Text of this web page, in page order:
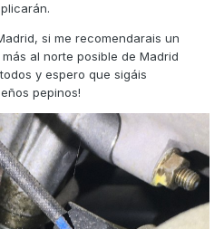
si me recomendarais un
al norte posible de Madrid
y espero que sigáis
pepinos!